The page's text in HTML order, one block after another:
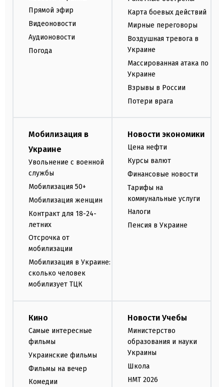
Прямой эфир
Видеоновости
Аудионовости
Погода
Карта боевых действий
Мирные переговоры
Воздушная тревога в
Украине
Массированная атака по
Украине
Взрывы в России
Потери врага
Мобилизация в
Украине
Увольнение с военной
службы
Мобилизация 50+
Мобилизация женщин
Контракт для 18-24-
летних
Отсрочка от
мобилизации
Мобилизация в Украине:
сколько человек
мобилизует ТЦК
Новости экономики
Цена нефти
Курсы валют
Финансовые новости
Тарифы на
коммунальные услуги
Налоги
Пенсия в Украине
Кино
Самые интересные
фильмы
Украинские фильмы
Фильмы на вечер
Комедии
Новости Учебы
Министерство
образования и науки
Украины
Школа
НМТ 2026